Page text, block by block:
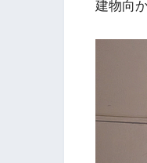
建物向